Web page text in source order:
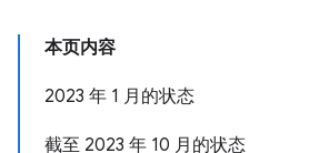
本页内容
2023 年 1 月的状态
截至 2023 年 10 月的状态